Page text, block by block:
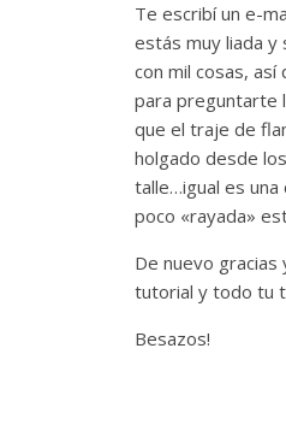
Te escribí un e-
estás muy liada y
con mil cosas,
para preguntarte
que el traje de
holgado desde
talle…igual es
poco «rayada»
De nuevo
tutorial y todo tu
Besazos!